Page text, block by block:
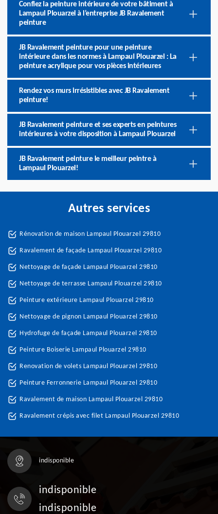
Confiez la peinture intérieure de votre bâtiment à
Lampaul Plouarzel à l’entreprise JB Ravalement
peinture
JB Ravalement peinture pour une peinture
intérieure dans les normes à Lampaul Plouarzel : La
peinture acrylique pour vos pièces intérieures
Rendez vos murs irrésistibles avec JB Ravalement
peinture!
JB Ravalement peinture et ses experts en peintures
intérieures à votre disposition à Lampaul Plouarzel
JB Ravalement peinture le meilleur peintre à
Lampaul Plouarzel!
Autres services
Rénovation de maison Lampaul Plouarzel 29810
Ravalement de façade Lampaul Plouarzel 29810
Nettoyage de façade Lampaul Plouarzel 29810
Nettoyage de terrasse Lampaul Plouarzel 29810
Peinture extérieure Lampaul Plouarzel 29810
Nettoyage de pignon Lampaul Plouarzel 29810
Hydrofuge de façade Lampaul Plouarzel 29810
Peinture Boiserie Lampaul Plouarzel 29810
Renovation de volets Lampaul Plouarzel 29810
Peinture Ferronnerie Lampaul Plouarzel 29810
Ravalement de maison Lampaul Plouarzel 29810
Ravalement crépis avec filet Lampaul Plouarzel 29810
indisponible
indisponible
indisponible